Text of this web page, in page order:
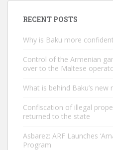
RECENT POSTS
Why is Baku more
Control of the Armenian
over to the Maltese
What is behind Baku’s new
Confiscation of illegal
returned to the state
Asbarez: ARF Launches
Program